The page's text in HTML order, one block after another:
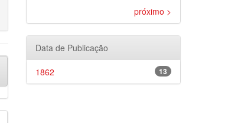
próximo >
Data de Publicação
13
1862